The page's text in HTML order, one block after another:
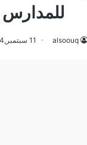
للمدارس
alsoouq 11 سبتمبر,2014